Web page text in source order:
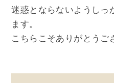
迷惑とならないようしっ
ます。
こちらこそありがとうご